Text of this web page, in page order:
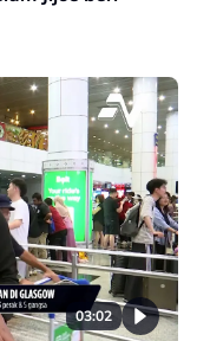
03:02